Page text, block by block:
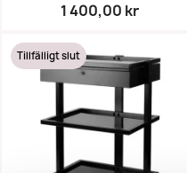
1 400,00 kr
Tillfälligt slut